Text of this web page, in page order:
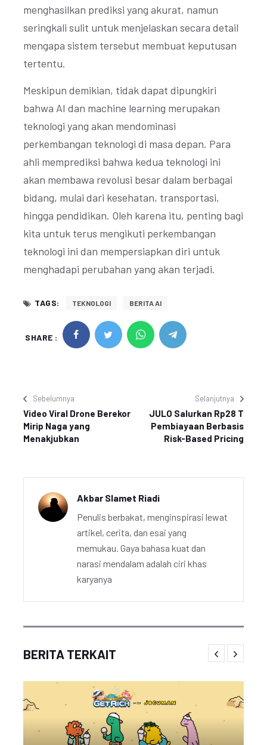
menghasilkan prediksi yang akurat, namun
seringkali sulit untuk menjelaskan secara detail
mengapa sistem tersebut membuat keputusan
tertentu.
Meskipun demikian, tidak dapat dipungkiri
bahwa AI dan machine learning merupakan
teknologi yang akan mendominasi
perkembangan teknologi di masa depan. Para
ahli memprediksi bahwa kedua teknologi ini
akan membawa revolusi besar dalam berbagai
bidang, mulai dari kesehatan, transportasi,
hingga pendidikan. Oleh karena itu, penting bagi
kita untuk terus mengikuti perkembangan
teknologi ini dan mempersiapkan diri untuk
menghadapi perubahan yang akan terjadi.
TAGS: TEKNOLOGI BERITA AI
SHARE :
Sebelumnya
Video Viral Drone Berekor
Mirip Naga yang
Menakjubkan
Selanjutnya
JULO Salurkan Rp28 T
Pembiayaan Berbasis
Risk-Based Pricing
Akbar Slamet Riadi
Penulis berbakat, menginspirasi lewat
artikel, cerita, dan esai yang
memukau. Gaya bahasa kuat dan
narasi mendalam adalah ciri khas
karyanya
BERITA TERKAIT